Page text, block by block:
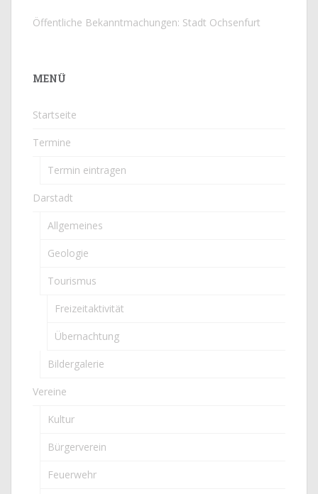
Öffentliche Bekanntmachungen: Stadt Ochsenfurt
MENÜ
Startseite
Termine
Termin eintragen
Darstadt
Allgemeines
Geologie
Tourismus
Freizeitaktivität
Übernachtung
Bildergalerie
Vereine
Kultur
Bürgerverein
Feuerwehr